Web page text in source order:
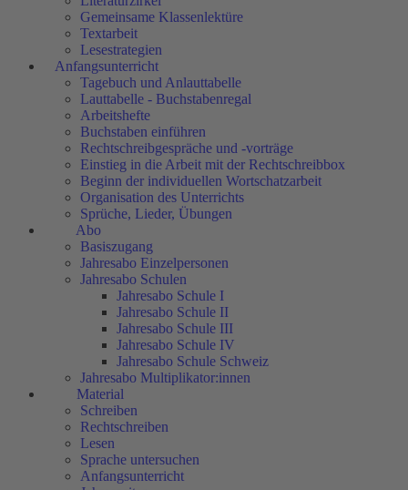
Gemeinsame Klassenlektüre
Textarbeit
Lesestrategien
Anfangsunterricht
Tagebuch und Anlauttabelle
Lauttabelle - Buchstabenregal
Arbeitshefte
Buchstaben einführen
Rechtschreibgespräche und -vorträge
Einstieg in die Arbeit mit der Rechtschreibbox
Beginn der individuellen Wortschatzarbeit
Organisation des Unterrichts
Sprüche, Lieder, Übungen
Abo
Basiszugang
Jahresabo Einzelpersonen
Jahresabo Schulen
Jahresabo Schule I
Jahresabo Schule II
Jahresabo Schule III
Jahresabo Schule IV
Jahresabo Schule Schweiz
Jahresabo Multiplikator:innen
Material
Schreiben
Rechtschreiben
Lesen
Sprache untersuchen
Anfangsunterricht